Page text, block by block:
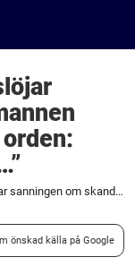
Anna Jönsson Haag avslöjar sanningen om skandalmannen Petter Northug – ärliga orden: "Han är faktiskt väldigt..."
önskad källa på Google